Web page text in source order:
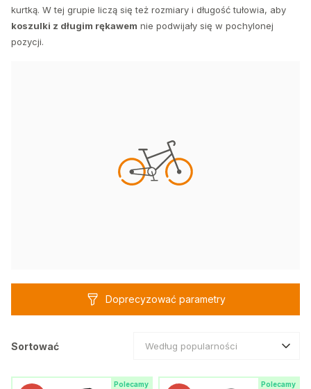
kurtką. W tej grupie liczą się też rozmiary i długość tułowia, aby
koszulki z długim rękawem nie podwijały się w pochylonej
pozycji.
Doprecyzować parametry
Sortować Według popularności
Polecamy Polecamy